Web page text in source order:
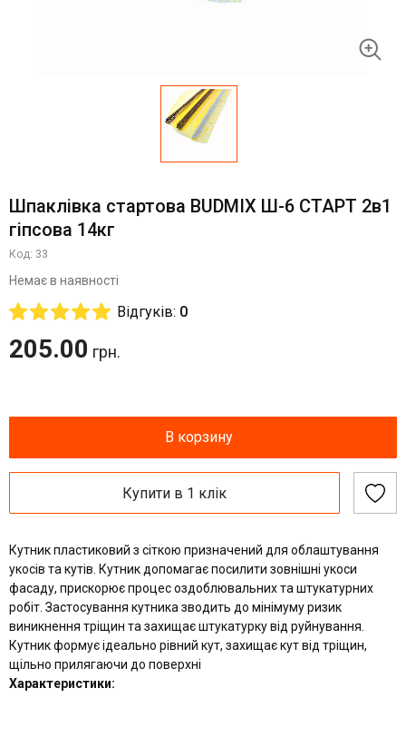
Шпаклівка стартова BUDMIX Ш-6 СТАРТ 2в1
гіпсова 14кг
Код: 33
Немає в наявності
Відгуків: 0
205.00 грн.
В корзину
Купити в 1 клік
Кутник пластиковий з сіткою призначений для облаштування
укосів та кутів. Кутник допомагає посилити зовнішні укоси
фасаду, прискорює процес оздоблювальних та штукатурних
робіт. Застосування кутника зводить до мінімуму ризик
виникнення тріщин та захищає штукатурку від руйнування.
Кутник формує ідеально рівний кут, захищає кут від тріщин,
щільно прилягаючи до поверхні
Характеристики: